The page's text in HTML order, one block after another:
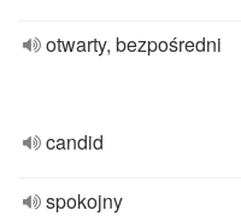
otwarty, bezpośredni
candid
spokojny